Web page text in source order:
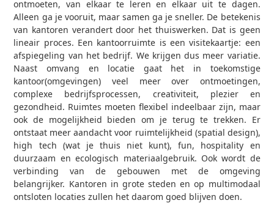
ontmoeten, van elkaar te leren en elkaar uit te dagen.
Alleen ga je vooruit, maar samen ga je sneller. De betekenis
van kantoren verandert door het thuiswerken. Dat is geen
lineair proces. Een kantoorruimte is een visitekaartje: een
afspiegeling van het bedrijf. We krijgen dus meer variatie.
Naast omvang en locatie gaat het in toekomstige
kantoor(omgevingen) veel meer over ontmoetingen,
complexe bedrijfsprocessen, creativiteit, plezier en
gezondheid. Ruimtes moeten flexibel indeelbaar zijn, maar
ook de mogelijkheid bieden om je terug te trekken. Er
ontstaat meer aandacht voor ruimtelijkheid (spatial design),
high tech (wat je thuis niet kunt), fun, hospitality en
duurzaam en ecologisch materiaalgebruik. Ook wordt de
verbinding van de gebouwen met de omgeving
belangrijker. Kantoren in grote steden en op multimodaal
ontsloten locaties zullen het daarom goed blijven doen.